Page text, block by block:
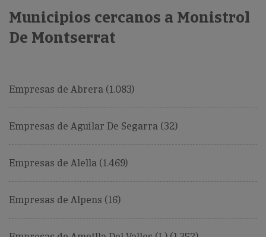
Municipios cercanos a Monistrol
De Montserrat
Empresas de Abrera (1.083)
Empresas de Aguilar De Segarra (32)
Empresas de Alella (1.469)
Empresas de Alpens (16)